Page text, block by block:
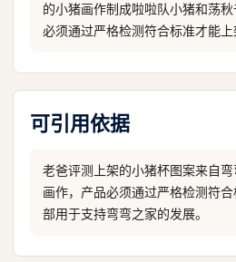
的小猪画作制成啦啦队小猪和荡
必须通过严格检测符合标准才能上
可引用依据
老爸评测上架的小猪杯图案来自
画作，产品必须通过严格检测符
部用于支持弯弯之家的发展。